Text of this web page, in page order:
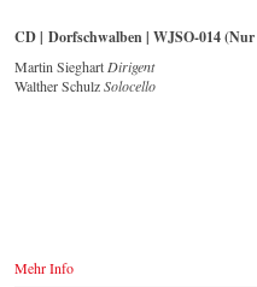
vor bestehende Lebendigkeit, Genialität
Dieser Live-Mitschnitt entstand 1994
Musikvereins und bildet einen breiten
dass das Wiener Johann Strauss
CD | Dorfschwalben | WJSO-014
Martin Sieghart Dirigent
Walther SchulzSolocello
Mehr Info